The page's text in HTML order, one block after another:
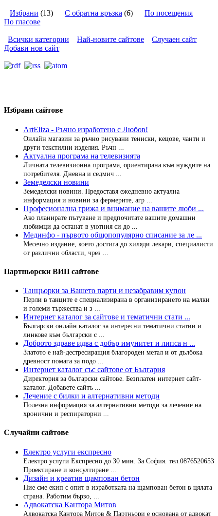
Избрани (13) С обратна връзка (6) По посещения
По гласове
Всички категории Най-новите сайтове
Случаен сайт
Добави нов сайт
Избрани сайтове
ArtEliza - Ръчно изработено с Любов!
Онлайн магазин за ръчно рисувани тениски, кецове, чанти и
други текстилни изделия. Ръчн ...
Актуална програма на телевизията
Личната телевизионна програма, ориентирана към нуждите на
потребителя. Дневна и седмич ...
Земеделски новини
Земеделски новини. Предоставя ежедневно актуална
информация и новини за фермерите, агр ...
Професионална грижа и внимание на вашите люби ...
Ако планирате пътуване и предпочитате вашите домашни
любимци да останат в уютния си до ...
Мединфо - първото общопопулярно списание за ле ...
Месечно издание, което достига до хиляди лекари, специалисти
от различни области, чрез ...
Партньорски ВИП сайтове
Танцьорки за Вашето парти и незабравим купон
Перли в танците е специализирана в организирането на малки
и големи тържества и з ...
Интернет каталог за сайтове и тематични стати ...
Български онлайн каталог за интересни тематични статии и
линкове към български с ...
Доброто здраве идва с добър имунитет и липса н ...
Златото е най-дестресиращия благороден метал и от дълбока
древност помага за подо ...
Интернет каталог със сайтове от България
Директория за български сайтове. Безплатен интернет сайт-
каталог. Добавете сайтъ ...
Лечение с билки и алтернативни методи
Полезна информация за алтернативни методи за лечение на
хронични и респираторни ...
Случайни сайтове
Електро услуги експресно
Електро услуги Експресно до 30 мин. За София. тел.0876520653
Проектиране и консултиране ...
Дизайн и креатив щампован бетон
Ние сме екип с опит в изработката на щампован бетон в цялата
страна. Работим бързо, ...
Адвокатска Кантора Митов
Адвокатска Кантора Митов & Партньори е основана от адвокат